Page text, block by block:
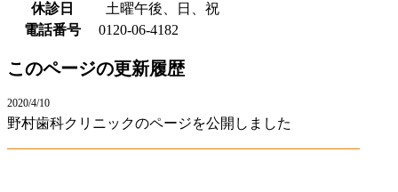
休診日
土曜午後、日、祝
電話番号
0120-06-4182
このページの更新履歴
2020/4/10
野村歯科クリニックのページを公開しました